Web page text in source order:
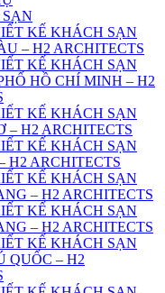
KẾ KHÁCH SẠN
– H2 ARCHITECTS
KẾ KHÁCH SẠN
HỒ CHÍ MINH – H2
KẾ KHÁCH SẠN
– H2 ARCHITECTS
KẾ KHÁCH SẠN
ARCHITECTS
KẾ KHÁCH SẠN
– H2 ARCHITECTS
KẾ KHÁCH SẠN
– H2 ARCHITECTS
KẾ KHÁCH SẠN
QUỐC – H2